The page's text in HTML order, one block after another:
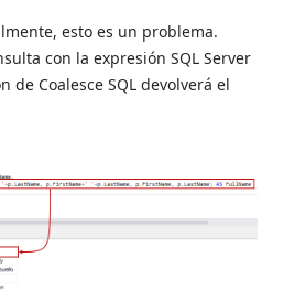
esto es un problema.
con la expresión SQL Server
de Coalesce SQL devolverá el